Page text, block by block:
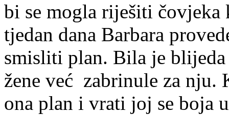
bi se mogla riješiti čovjeka
tjedan dana Barbara
smisliti plan. Bila je blijeda
žene već zabrinule za nju.
ona plan i vrati joj se boja